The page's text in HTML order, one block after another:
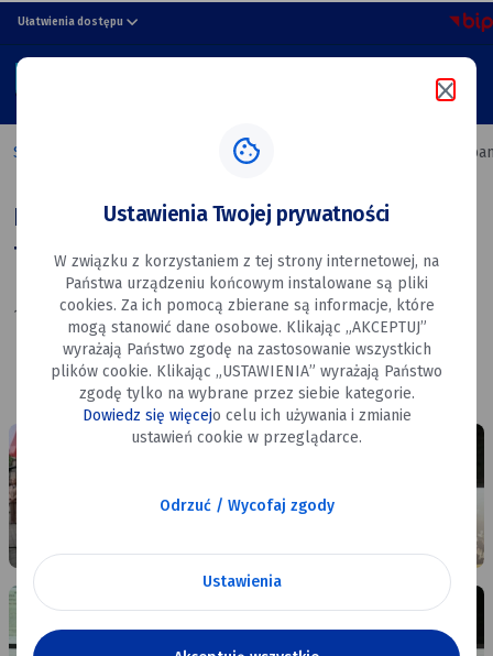
przejdź do nawigacji strony
przejdź do treści strony
przejdź do stopki strony
Pamięć,
która
pozostaje
–
odsłonięcie
tablicy
pamięci
Żydów
z Dęblina
Ułatwienia dostępu
MENU
Strona główna Pamięć, która pozostaje – odsłonięcie tablicy
Pamięć, która pozostaje – odsłonięcie
tablicy pamięci Żydów z Dęblina
19.05.2026
dsc-
0991.jpg
dsc-
dsc-
1022.jpg
1032.jpg
Ustawienia Twojej prywatności
W związku z korzystaniem z tej strony internetowej, na
Państwa urządzeniu końcowym instalowane są pliki
cookies. Za ich pomocą zbierane są informacje, które
mogą stanowić dane osobowe. Klikając „AKCEPTUJ”
wyrażają Państwo zgodę na zastosowanie wszystkich
plików cookie. Klikając „USTAWIENIA” wyrażają Państwo
zgodę tylko na wybrane przez siebie kategorie.
Dowiedz się więcejo celu ich używania i zmianie
ustawień cookie w przeglądarce.
Odrzuć / Wycofaj zgody
Ustawienia